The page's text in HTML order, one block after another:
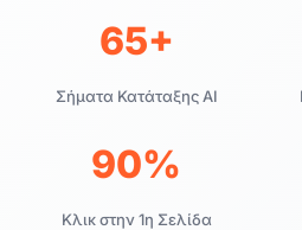
65+
Σήματα Κατάταξης AI
90%
Κλικ στην 1η Σελίδα